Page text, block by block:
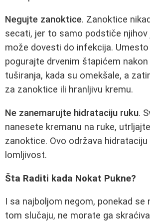
Negujte zanoktice. Zanoktice
secati, jer to samo podstiče
može dovesti do infekcija.
pogurajte drvenim štapićem nakon
tuširanja, kada su omekšale, a
za zanoktice ili hranljivu kremu.
Ne zanemarujte hidrataciju ruku.
nanesete kremanu na ruke,
zanoktice. Ovo održava hidrataciju
lomljivost.
Šta Raditi kada Nokat Pukne?
I sa najboljom negom, ponekad se
tom slučaju, ne morate ga